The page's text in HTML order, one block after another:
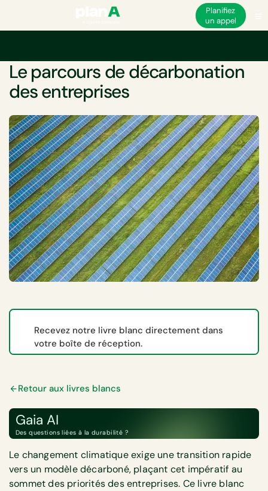
Planifiez
un appel
Le parcours de décarbonation
des entreprises
Recevez notre livre blanc directement dans
votre boîte de réception.
Retour aux livres blancs
Gaia AI
Des questions liées à la durabilité ?
Le changement climatique exige une transition rapide
vers un modèle décarboné, plaçant cet impératif au
sommet des priorités des entreprises. Ce livre blanc